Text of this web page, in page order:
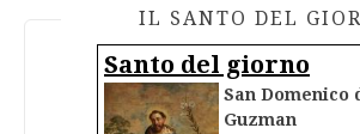
IL SANTO DEL
Santo del giorno
San Domenico
Guzman